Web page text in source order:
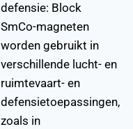
defensie: Block
SmCo-magneten
worden gebruikt in
verschillende lucht- en
ruimtevaart- en
defensietoepassingen,
zoals in